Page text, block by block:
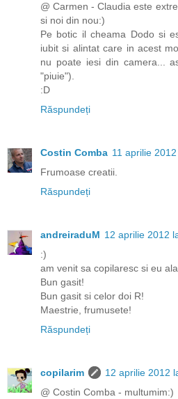
@ Carmen - Claudia este
si noi din nou:)
Pe botic il cheama Dodo si
iubit si alintat care in acest
nu poate iesi din camera...
"piuie").
:D
Răspundeți
Costin Comba 11 aprilie
Frumoase creatii.
Răspundeți
andreiraduM 12 aprilie 2012
:)
am venit sa copilaresc si eu
Bun gasit!
Bun gasit si celor doi R!
Maestrie, frumusete!
Răspundeți
copilarim
12 aprilie 2012
@ Costin Comba - multumim:)